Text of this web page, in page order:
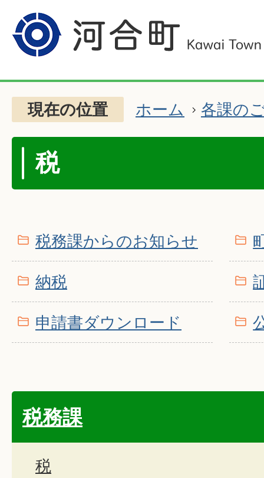
現在の位置 ホーム 各課の
税
税務課からのお知らせ
納税
申請書ダウンロード
税務課
税